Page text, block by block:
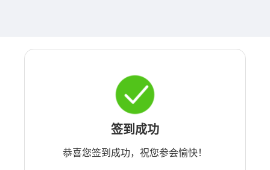
签到成功
恭喜您签到成功，祝您参会愉快！